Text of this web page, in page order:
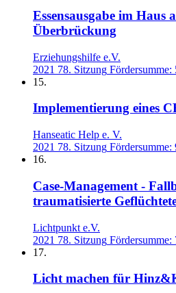
Essensausgabe im Haus
Überbrückung
Erziehungshilfe e.V.
2021 78. Sitzung Fördersumme:
15.
Implementierung eines
Hanseatic Help e. V.
2021 78. Sitzung Fördersumme:
16.
Case-Management -
traumatisierte
Lichtpunkt e.V.
2021 78. Sitzung Fördersumme:
17.
Licht machen für